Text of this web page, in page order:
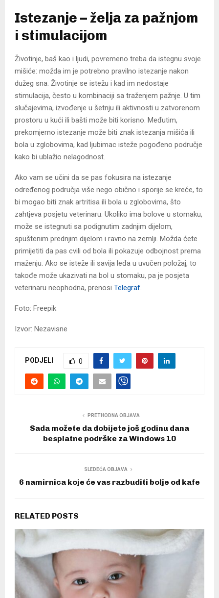
Istezanje – želja za pažnjom
i stimulacijom
Životinje, baš kao i ljudi, povremeno treba da istegnu svoje
mišiće: možda im je potrebno pravilno istezanje nakon
dužeg sna. Životinje se istežu i kad im nedostaje
stimulacija, često u kombinaciji sa traženjem pažnje. U tim
slučajevima, izvođenje u šetnju ili aktivnosti u zatvorenom
prostoru u kući ili bašti može biti korisno. Međutim,
prekomjerno istezanje može biti znak istezanja mišića ili
bola u zglobovima, kad ljubimac isteže pogođeno područje
kako bi ublažio nelagodnost.
Ako vam se učini da se pas fokusira na istezanje
određenog područja više nego obično i sporije se kreće, to
bi mogao biti znak artritisa ili bola u zglobovima, što
zahtjeva posjetu veterinaru. Ukoliko ima bolove u stomaku,
može se istegnuti sa podignutim zadnjim dijelom,
spuštenim prednjim dijelom i ravno na zemlji. Možda ćete
primijetiti da pas cvili od bola ili pokazuje odbojnost prema
maženju. Ako se isteže ili savija leđa u uvučen položaj, to
takođe može ukazivati na bol u stomaku, pa je posjeta
veterinaru neophodna, prenosi Telegraf.
Foto: Freepik
Izvor: Nezavisne
PODJELI 0
PRETHODNA OBJAVA
Sada možete da dobijete još godinu dana
besplatne podrške za Windows 10
SLEDEĆA OBJAVA
6 namirnica koje će vas razbuditi bolje od kafe
RELATED POSTS